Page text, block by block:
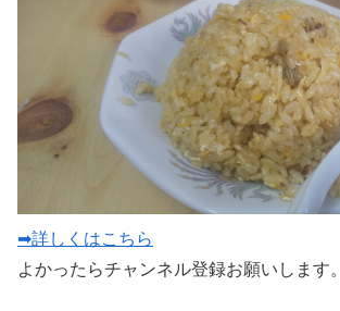
➡詳しくはこちら
よかったらチャンネル登録お願いします。